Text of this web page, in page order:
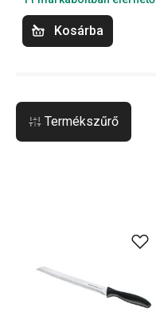
Kosárba
Termékszűrő